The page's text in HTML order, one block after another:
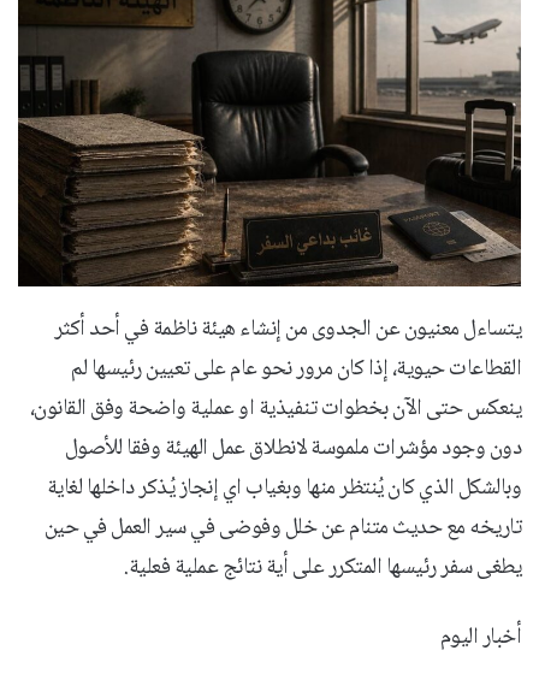
يتساءل معنيون عن الجدوى من إنشاء هيئة ناظمة في أحد أكثر
القطاعات حيوية، إذا كان مرور نحو عام على تعيين رئيسها لم
ينعكس حتى الآن بخطوات تنفيذية او عملية واضحة وفق القانون،
دون وجود مؤشرات ملموسة لانطلاق عمل الهيئة وفقا للأصول
وبالشكل الذي كان يُنتظر منها وبغياب اي إنجاز يُذكر داخلها لغاية
تاريخه مع حديث متنام عن خلل وفوضى في سير العمل في حين
يطغى سفر رئيسها المتكرر على أية نتائج عملية فعلية.
أخبار اليوم